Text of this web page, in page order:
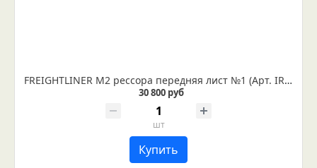
FREIGHTLINER M2 рессора передняя лист №1 (Арт. IR 37-06-01)
30 800 руб
шт
Купить